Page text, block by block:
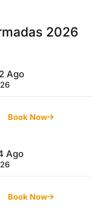
2026
Ago
Book Now
Ago
Book Now